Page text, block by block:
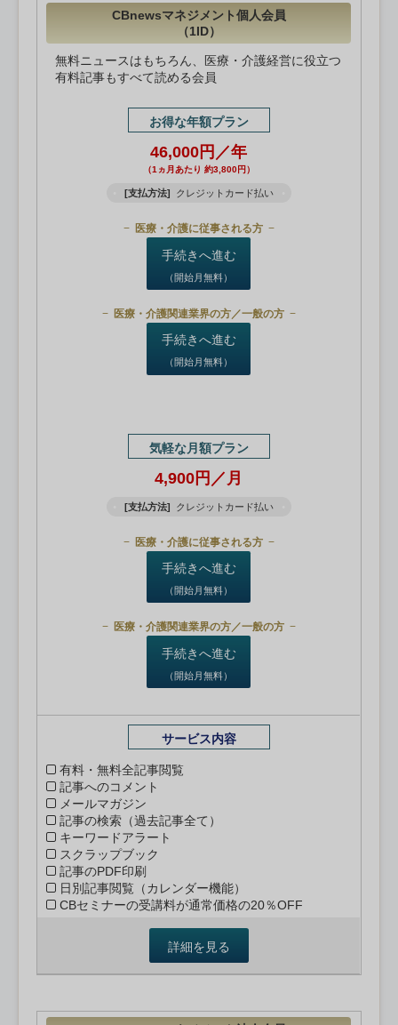
CBnewsマネジメント個人会員
（1ID）
無料ニュースはもちろん、医療・介護経営に役立つ
有料記事もすべて読める会員
お得な年額プラン
46,000円／年
（1ヵ月あたり 約3,800円）
[支払方法] クレジットカード払い
医療・介護に従事される方
手続きへ進む
（開始月無料）
医療・介護関連業界の方／一般の方
手続きへ進む
（開始月無料）
気軽な月額プラン
4,900円／月
[支払方法] クレジットカード払い
医療・介護に従事される方
手続きへ進む
（開始月無料）
医療・介護関連業界の方／一般の方
手続きへ進む
（開始月無料）
サービス内容
有料・無料全記事閲覧
記事へのコメント
メールマガジン
記事の検索（過去記事全て）
キーワードアラート
スクラップブック
記事のPDF印刷
日別記事閲覧（カレンダー機能）
CBセミナーの受講料が通常価格の20％OFF
詳細を見る